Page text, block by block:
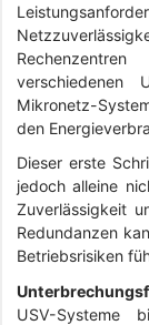
verschiedenen
Mikronetz-
den
Dieser erste
jedoch alleine
Zuverlässigkeit
Redundanzen
Betriebsrisiken
USV-Systeme